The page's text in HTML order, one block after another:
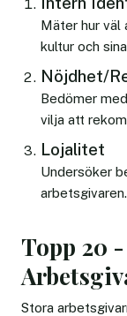
Mäter hur väl
kultur och
Nöjdhet/
Bedömer
vilja att
Lojalitet
Undersöker
arbetsgivaren.
Topp 20
Stora